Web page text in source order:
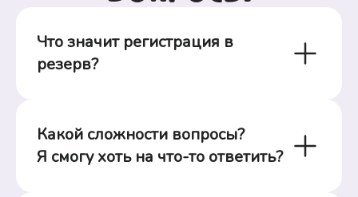
Что значит регистрация в
резерв?
Какой сложности вопросы?
Я смогу хоть на что-то ответить?